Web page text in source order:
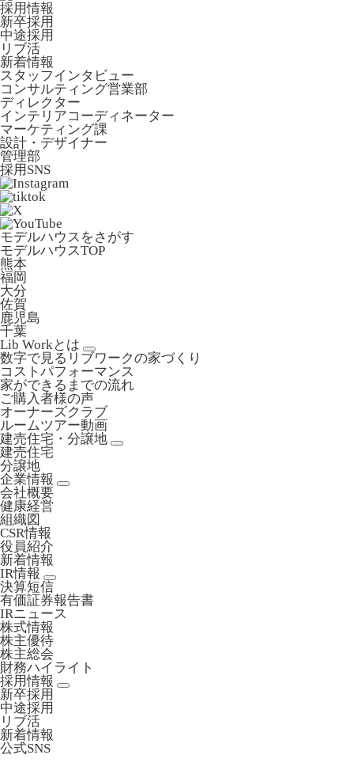
採用情報
新卒採用
中途採用
リブ活
新着情報
スタッフインタビュー
コンサルティング営業部
ディレクター
インテリアコーディネーター
マーケティング課
設計・デザイナー
管理部
採用SNS
モデルハウスをさがす
モデルハウスTOP
熊本
福岡
大分
佐賀
鹿児島
千葉
Lib Workとは
数字で見るリブワークの家づくり
コストパフォーマンス
家ができるまでの流れ
ご購入者様の声
オーナーズクラブ
ルームツアー動画
建売住宅・分譲地
建売住宅
分譲地
企業情報
会社概要
健康経営
組織図
CSR情報
役員紹介
新着情報
IR情報
決算短信
有価証券報告書
IRニュース
株式情報
株主優待
株主総会
財務ハイライト
採用情報
新卒採用
中途採用
リブ活
新着情報
公式SNS